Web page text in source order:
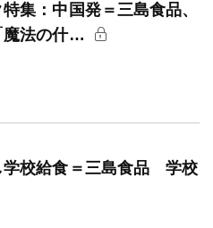
集：中国発＝三島食品、
魔法の什…
学校給食＝三島食品 学校